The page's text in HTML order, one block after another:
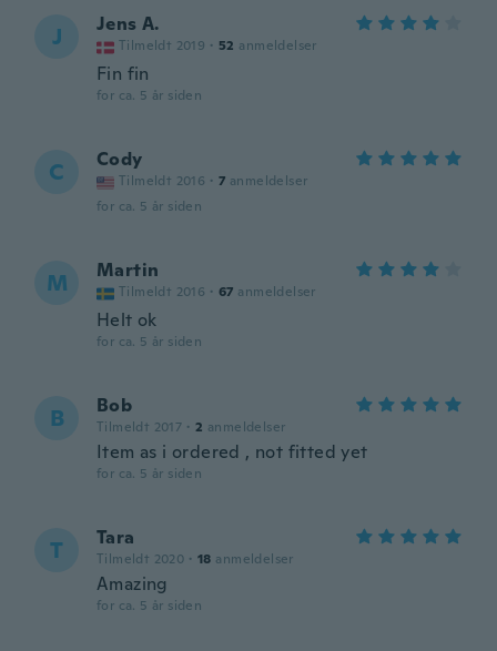
J Jens A.
Tilmeldt 2019 · 52 anmeldelser
Fin fin
for ca. 5 år siden
C Cody
Tilmeldt 2016 · 7 anmeldelser
for ca. 5 år siden
M Martin
Tilmeldt 2016 · 67 anmeldelser
Helt ok
for ca. 5 år siden
B Bob
Tilmeldt 2017 · 2 anmeldelser
Item as i ordered , not fitted yet
for ca. 5 år siden
T Tara
Tilmeldt 2020 · 18 anmeldelser
Amazing
for ca. 5 år siden